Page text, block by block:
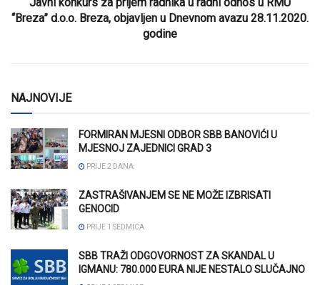
“Breza” d.o.o. Breza, objavljen u Dnevnom avazu 28.11.2020.
godine
NAJNOVIJE
FORMIRAN MJESNI ODBOR SBB BANOVIĆI U
MJESNOJ ZAJEDNICI GRAD 3
PRIJE 2 DANA
ZASTRAŠIVANJEM SE NE MOŽE IZBRISATI
GENOCID
PRIJE 1 SEDMICA
SBB TRAŽI ODGOVORNOST ZA SKANDAL U
IGMANU: 780.000 EURA NIJE NESTALO SLUČAJNO